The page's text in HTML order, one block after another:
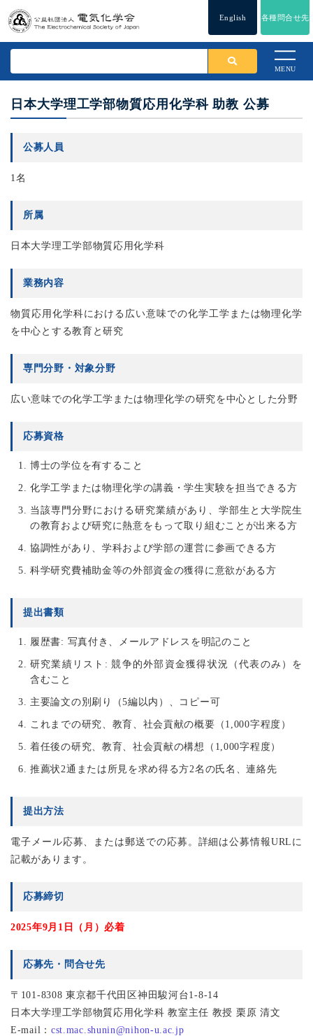
English 各種問合せ先
MENU
日本大学理工学部物質応用化学科 助教 公募
公募人員
1名
所属
日本大学理工学部物質応用化学科
業務内容
物質応用化学科における広い意味での化学工学または物理化学
を中心とする教育と研究
専門分野・対象分野
広い意味での化学工学または物理化学の研究を中心とした分野
応募資格
博士の学位を有すること
化学工学または物理化学の講義・学生実験を担当できる方
当該専門分野における研究業績があり、学部生と大学院生
の教育および研究に熱意をもって取り組むことが出来る方
協調性があり、学科および学部の運営に参画できる方
科学研究費補助金等の外部資金の獲得に意欲がある方
提出書類
履歴書: 写真付き、メールアドレスを明記のこと
研究業績リスト: 競争的外部資金獲得状況（代表のみ）を
含むこと
主要論文の別刷り（5編以内）、コピー可
これまでの研究、教育、社会貢献の概要（1,000字程度）
着任後の研究、教育、社会貢献の構想（1,000字程度）
推薦状2通または所見を求め得る方2名の氏名、連絡先
提出方法
電子メール応募、または郵送での応募。詳細は公募情報URLに
記載があります。
応募締切
2025年9月1日（月）必着
応募先・問合せ先
〒101-8308 東京都千代田区神田駿河台1-8-14
日本大学理工学部物質応用化学科 教室主任 教授 栗原 清文
E-mail： cst.mac.shunin@nihon-u.ac.jp